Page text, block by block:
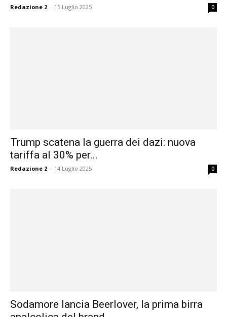
Redazione 2 - 15 Luglio 2025 0
Trump scatena la guerra dei dazi: nuova
tariffa al 30% per...
Redazione 2 - 14 Luglio 2025 0
Sodamore lancia Beerlover, la prima birra